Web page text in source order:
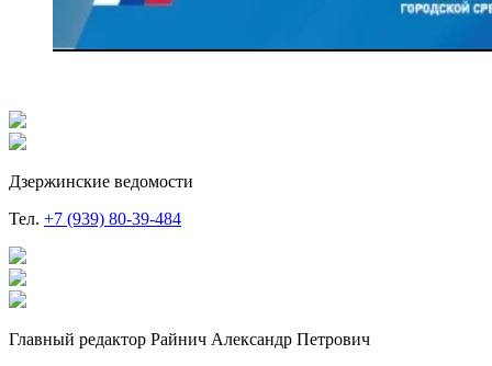
Дзержинские ведомости
Тел. +7 (939) 80-39-484
Главный редактор Райнич Александр Петрович